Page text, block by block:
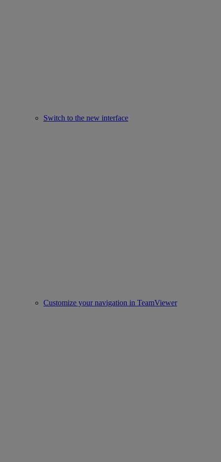
Switch to the new interface
Customize your navigation in TeamViewer